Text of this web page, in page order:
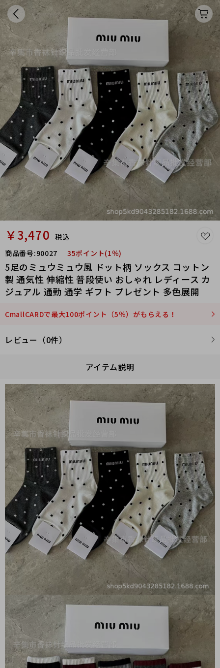
￥3,470 税込
商品番号:90027 35ポイント(1％)
5足のミュウミュウ風 ドット柄 ソックス コットン
製 通気性 伸縮性 普段使い おしゃれ レディース カ
ジュアル 通勤 通学 ギフト プレゼント 多色展開
CmallCARDで最大100ポイント（5％）がもらえる！
レビュー（0件）
アイテム説明